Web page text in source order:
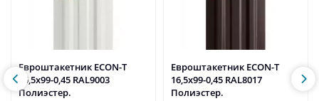
Евроштакетник ECON-T
16,5х99-0,45 RAL9003
Полиэстер.
Евроштакетник ECON-T
16,5х99-0,45 RAL8017
Полиэстер.